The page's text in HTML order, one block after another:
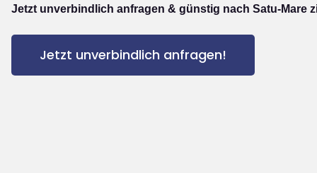
Jetzt unverbindlich anfragen & günstig nach Satu-Mare
Jetzt unverbindlich anfragen!